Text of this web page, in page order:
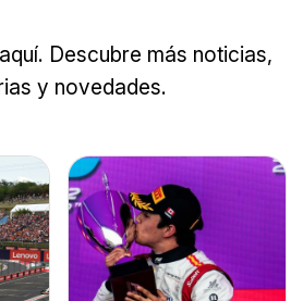
Descubre más noticias,
y novedades.